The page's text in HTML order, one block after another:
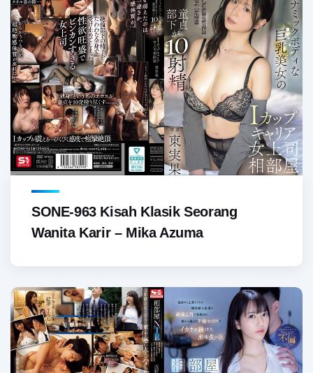
SONE-963 Kisah Klasik Seorang
Wanita Karir – Mika Azuma